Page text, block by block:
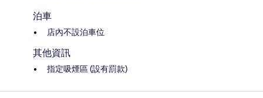
泊車
店內不設泊車位
其他資訊
指定吸煙區 (設有罰款)